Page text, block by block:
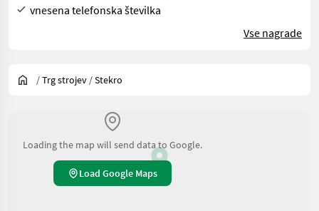
vnesena telefonska številka
Vse nagrade
/Trg strojev /Stekro
Loading the map will send data to Google.
Load Google Maps